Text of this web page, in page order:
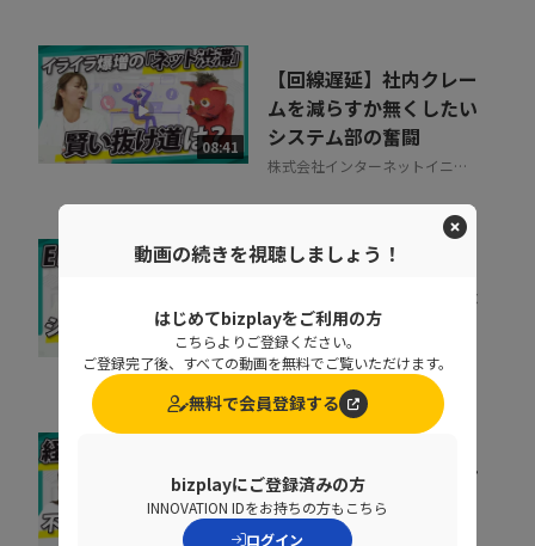
08:41
【回線遅延】社内クレー
ムを減らすか無くしたい
システム部の奮闘
株式会社インターネットイニシ
06:51
き「入口改善」。現場が
使わない原因と整え方
TISI株式会社
11:26
精算業務は人の目で守れ
ない 目視検印がガバナ
ンスリスクになる理由
動画の続きを視聴しましょう！
はじめてbizplayをご利用の方
こちらよりご登録ください。
ご登録完了後、すべての動画を無料でご覧いただけます。
無料で会員登録する
bizplayにご登録済みの方
INNOVATION IDをお持ちの方もこちら
ログイン